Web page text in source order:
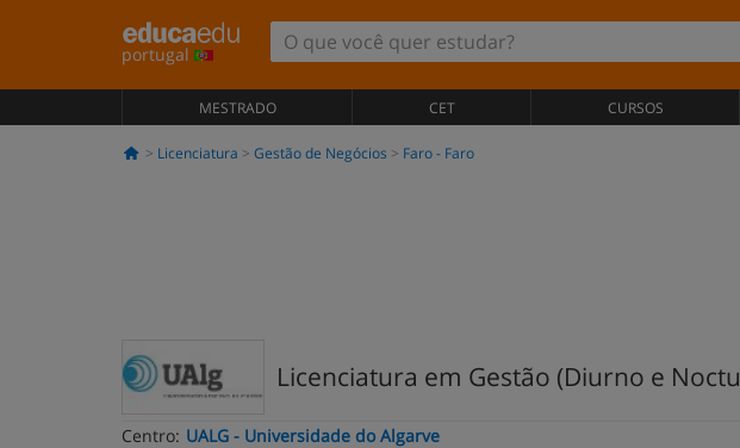
portugal
MESTRADO CET CURSOS
Licenciatura Gestão de Negócios Faro - Faro
Licenciatura em Gestão (Diurno e
Centro: UALG - Universidade do Algarve